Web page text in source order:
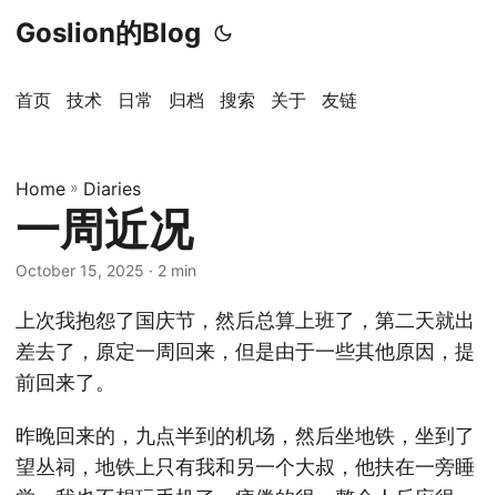
Goslion的Blog
首页 技术 日常 归档 搜索 关于 友链
Home » Diaries
一周近况
October 15, 2025 · 2 min
上次我抱怨了国庆节，然后总算上班了，第二天就出
差去了，原定一周回来，但是由于一些其他原因，提
前回来了。
昨晚回来的，九点半到的机场，然后坐地铁，坐到了
望丛祠，地铁上只有我和另一个大叔，他扶在一旁睡